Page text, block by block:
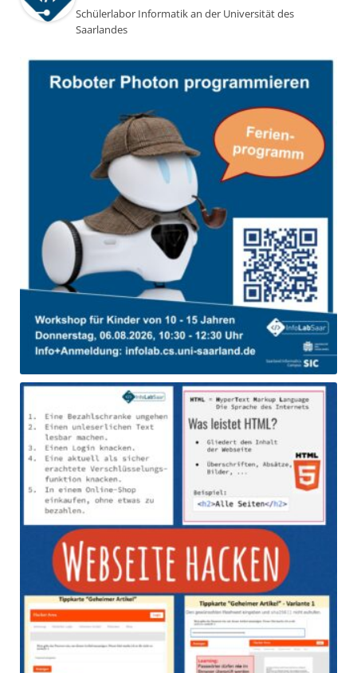
Schülerlabor Informatik an der Universität des
Saarlandes